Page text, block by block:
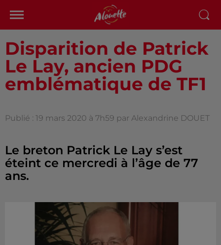
Disparition de Patrick
Le Lay, ancien PDG
emblématique de TF1
Publié : 19 mars 2020 à 7h59 par Alexandrine DOUET
Le breton Patrick Le Lay s’est
éteint ce mercredi à l’âge de 77
ans.